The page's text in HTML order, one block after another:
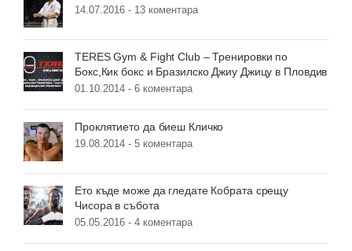
14.07.2016 - 13 коментара
TERES Gym & Fight Club – Тренировки по
Бокс,Кик бокс и Бразилско Джиу Джицу в Пловдив
01.10.2014 - 6 коментара
Проклятието да биеш Кличко
19.08.2014 - 5 коментара
Ето къде може да гледате Кобрата срещу
Чисора в събота
05.05.2016 - 4 коментара